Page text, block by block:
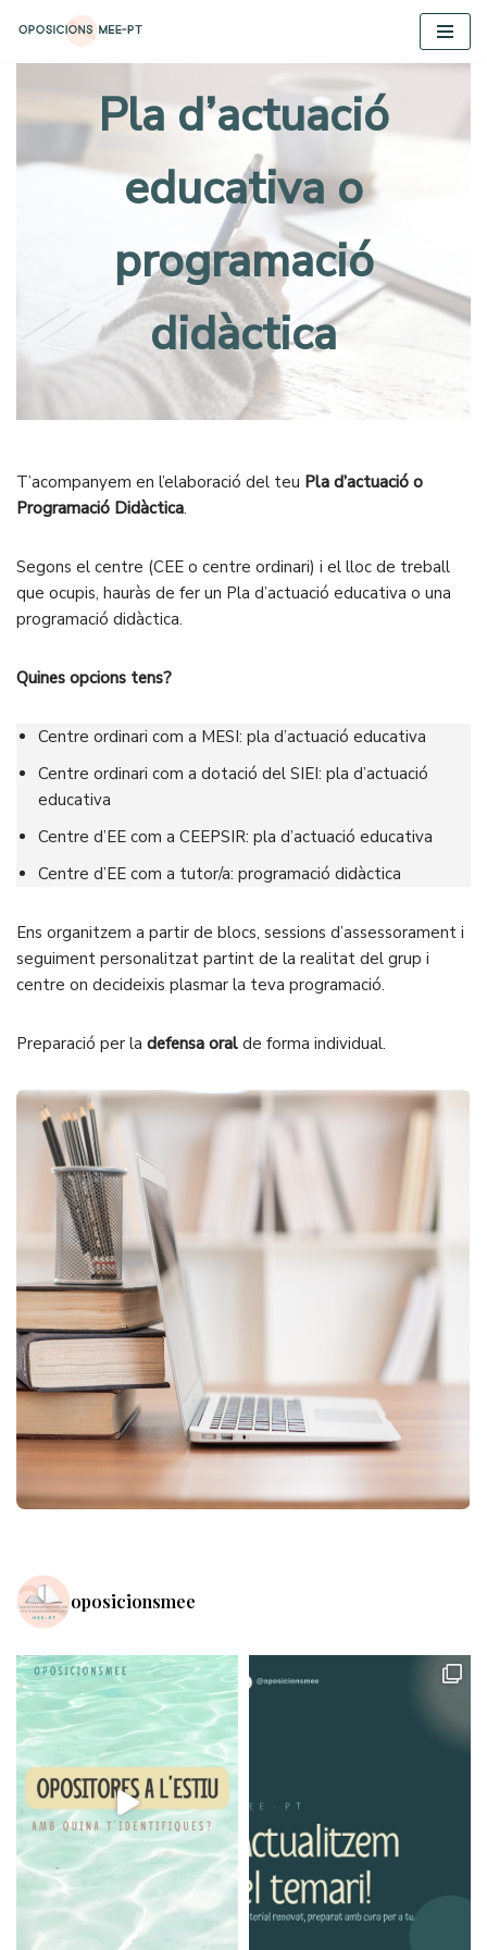
Vés
Pla d’actuació
educativa o
programació
didàctica
T’acompanyem en l’elaboració del teu Pla d’actuació o
Programació Didàctica.
Segons el centre (CEE o centre ordinari) i el lloc de treball
que ocupis, hauràs de fer un Pla d’actuació educativa o una
programació didàctica.
Quines opcions tens?
Centre ordinari com a MESI: pla d’actuació educativa
Centre ordinari com a dotació del SIEI: pla d’actuació
educativa
Centre d’EE com a CEEPSIR: pla d’actuació educativa
Centre d’EE com a tutor/a: programació didàctica
Ens organitzem a partir de blocs, sessions d’assessorament i
seguiment personalitzat partint de la realitat del grup i
centre on decideixis plasmar la teva programació.
Preparació per la defensa oral de forma individual.
oposicionsmee